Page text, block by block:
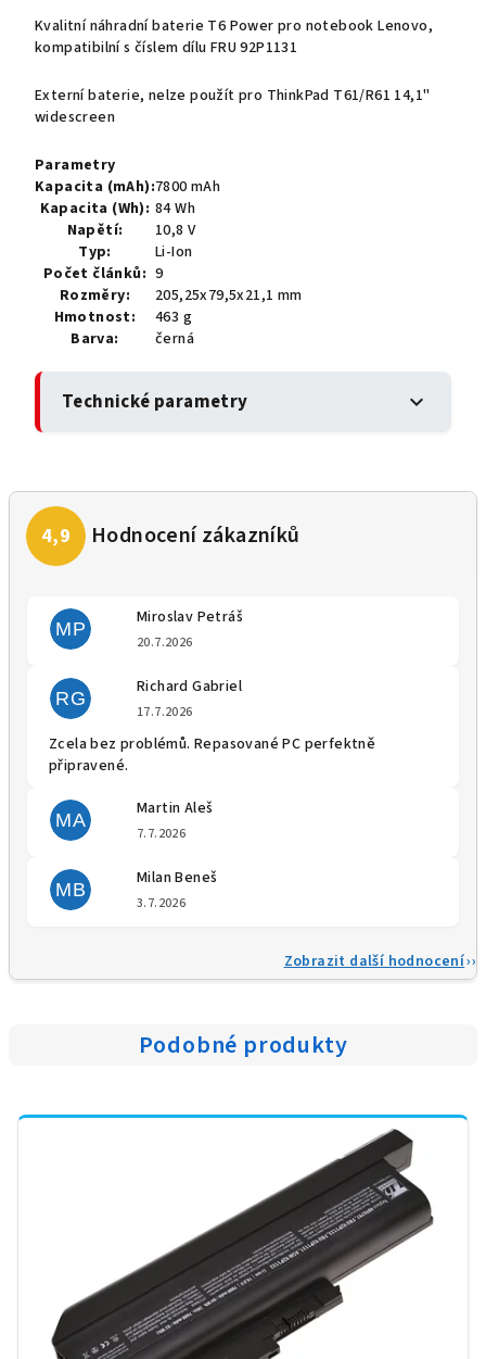
Kvalitní náhradní baterie T6 Power pro notebook Lenovo,
kompatibilní s číslem dílu FRU 92P1131
Externí baterie, nelze použít pro ThinkPad T61/R61 14,1"
widescreen
Parametry
Kapacita (mAh):7800 mAh
Kapacita (Wh): 84 Wh
Napětí:
10,8 V
Typ:
Li-Ion
Počet článků: 9
Rozměry:
205,25x79,5x21,1 mm
Hmotnost:
463 g
Barva:
černá
Technické parametry expand_more
MP
Miroslav Petráš
20.7.2026
RG
Richard Gabriel
17.7.2026
Zcela bez problémů. Repasované PC perfektně
připravené.
MA
Martin Aleš
7.7.2026
MB
Milan Beneš
3.7.2026
Zobrazit další hodnocení
Podobné produkty